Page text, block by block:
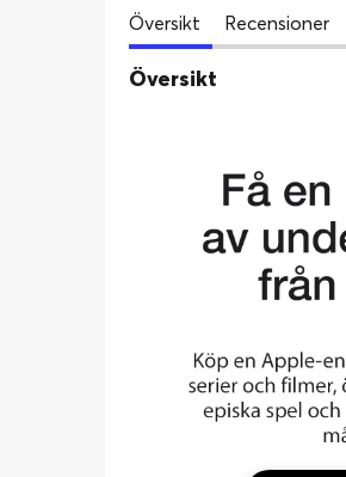
Översikt Recensioner
Översikt